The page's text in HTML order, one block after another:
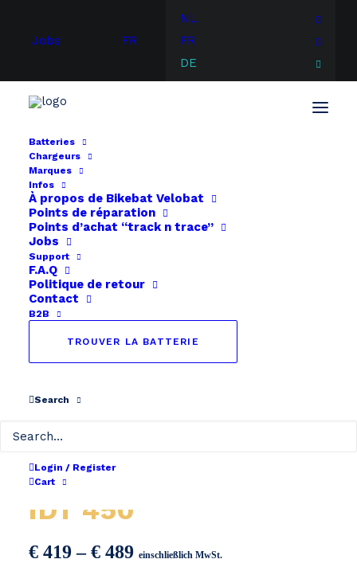
Jobs FR
NL
FR
DE
Batteries
Chargeurs
Marques
Infos
À propos de Bikebat Velobat
Points de réparation
Points d’achat “track n trace”
Jobs
Support
F.A.Q
Politique de retour
Contact
B2B
TROUVER LA BATTERIE
Search
Login / Register
Cart
Start Continental
Continental iDT 600
iDT 450
€ 419 –€ 489Preisspanne:
einschließlich MwSt.